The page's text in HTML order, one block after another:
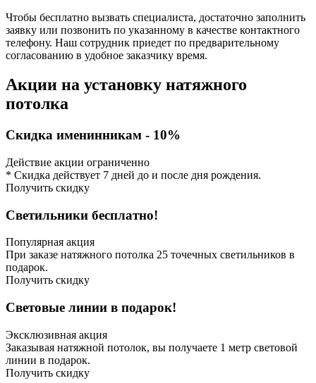
Чтобы бесплатно вызвать специалиста, достаточно заполнить
заявку или позвонить по указанному в качестве контактного
телефону. Наш сотрудник приедет по предварительному
согласованию в удобное заказчику время.
Акции на установку натяжного
потолка
Скидка именинникам - 10%
Действие акции ограниченно
* Скидка действует 7 дней до и после дня рождения.
Получить скидку
Светильники бесплатно!
Популярная акция
При заказе натяжного потолка 25 точечных светильников в
подарок.
Получить скидку
Световые линии в подарок!
Эксклюзивная акция
Заказывая натяжной потолок, вы получаете 1 метр световой
линии в подарок.
Получить скидку